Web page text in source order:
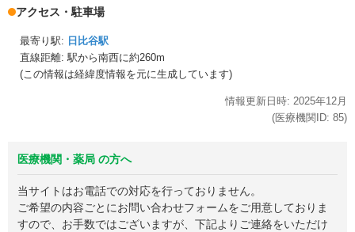
アクセス・駐車場
最寄り駅: 日比谷駅
直線距離: 駅から南西に約260m
(この情報は経緯度情報を元に生成しています)
情報更新日時: 2025年12月
(医療機関ID: 85)
医療機関・薬局 の方へ
当サイトはお電話での対応を行っておりません。
ご希望の内容ごとにお問い合わせフォームをご用意しておりま
すので、お手数ではございますが、下記よりご連絡をいただけ